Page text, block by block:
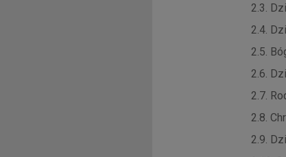
2.3.
2.4.
2.5.
2.6.
2.7.
2.8.
2.9.